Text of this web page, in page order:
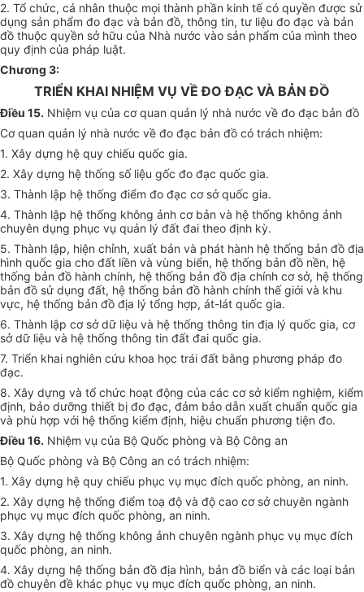
2. Tổ chức, cá nhân thuộc mọi thành phần kinh tế có quyền được sử
dụng sản phẩm đo đạc và bản đồ, thông tin, tư liệu đo đạc và bản
đồ thuộc quyền sở hữu của Nhà nước vào sản phẩm của mình theo
quy định của pháp luật.
Chương 3:
TRIỂN KHAI NHIỆM VỤ VỀ ĐO ĐẠC VÀ BẢN ĐỒ
Điều 15. Nhiệm vụ của cơ quan quản lý nhà nước về đo đạc bản đồ
Cơ quan quản lý nhà nước về đo đạc bản đồ có trách nhiệm:
1. Xây dựng hệ quy chiếu quốc gia.
2. Xây dựng hệ thống số liệu gốc đo đạc quốc gia.
3. Thành lập hệ thống điểm đo đạc cơ sở quốc gia.
4. Thành lập hệ thống không ảnh cơ bản và hệ thống không ảnh
chuyên dụng phục vụ quản lý đất đai theo định kỳ.
5. Thành lập, hiện chỉnh, xuất bản và phát hành hệ thống bản đồ địa
hình quốc gia cho đất liền và vùng biển, hệ thống bản đồ nền, hệ
thống bản đồ hành chính, hệ thống bản đồ địa chính cơ sở, hệ thống
bản đồ sử dụng đất, hệ thống bản đồ hành chính thế giới và khu
vực, hệ thống bản đồ địa lý tổng hợp, át-lát quốc gia.
6. Thành lập cơ sở dữ liệu và hệ thống thông tin địa lý quốc gia, cơ
sở dữ liệu và hệ thống thông tin đất đai quốc gia.
7. Triển khai nghiên cứu khoa học trái đất bằng phương pháp đo
đạc.
8. Xây dựng và tổ chức hoạt động của các cơ sở kiểm nghiệm, kiểm
định, bảo dưỡng thiết bị đo đạc, đảm bảo dẫn xuất chuẩn quốc gia
và phù hợp với hệ thống kiểm định, hiệu chuẩn phương tiện đo.
Điều 16. Nhiệm vụ của Bộ Quốc phòng và Bộ Công an
Bộ Quốc phòng và Bộ Công an có trách nhiệm:
1. Xây dựng hệ quy chiếu phục vụ mục đích quốc phòng, an ninh.
2. Xây dựng hệ thống điểm toạ độ và độ cao cơ sở chuyên ngành
phục vụ mục đích quốc phòng, an ninh.
3. Xây dựng hệ thống không ảnh chuyên ngành phục vụ mục đích
quốc phòng, an ninh.
4. Xây dựng hệ thống bản đồ địa hình, bản đồ biển và các loại bản
đồ chuyên đề khác phục vụ mục đích quốc phòng, an ninh.